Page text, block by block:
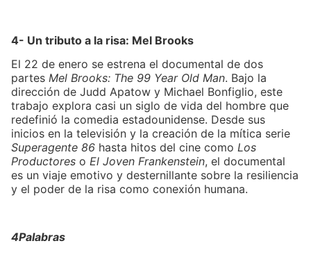
4- Un tributo a la risa: Mel Brooks
El 22 de enero se estrena el documental de dos
partes Mel Brooks: The 99 Year Old Man. Bajo la
dirección de Judd Apatow y Michael Bonfiglio, este
trabajo explora casi un siglo de vida del hombre que
redefinió la comedia estadounidense. Desde sus
inicios en la televisión y la creación de la mítica serie
Superagente 86 hasta hitos del cine como Los
Productores o El Joven Frankenstein, el documental
es un viaje emotivo y desternillante sobre la resiliencia
y el poder de la risa como conexión humana.
4Palabras